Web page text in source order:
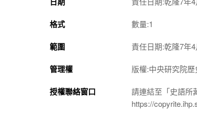
格式 數量:1
範圍 責任日期:乾隆7年4
管理權 版權:中央研究院
授權聯絡窗口
請連結至「史語所
https://